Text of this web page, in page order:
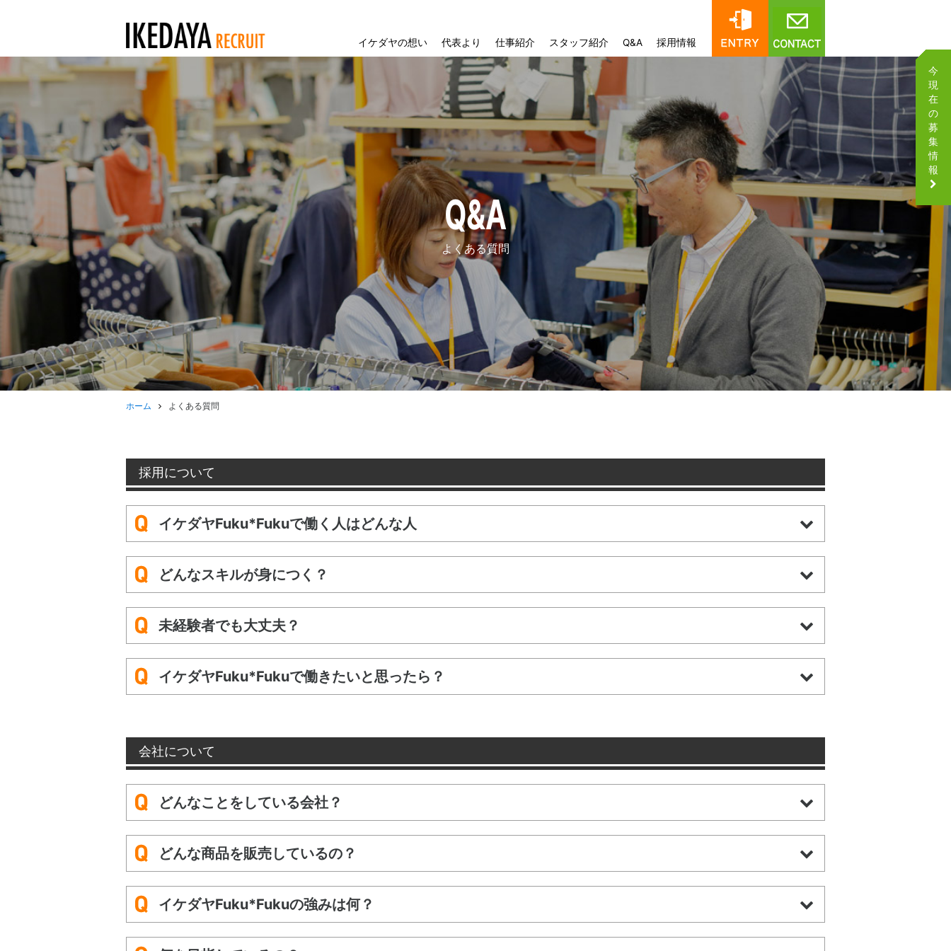
イケダヤの想い 代表より 仕事紹介 スタッフ紹介 Q&A 採用情報
Q&A
よくある質問
ホーム よくある質問
採用について
イケダヤFuku*Fukuで働く人はどんな人
どんなスキルが身につく？
未経験者でも大丈夫？
イケダヤFuku*Fukuで働きたいと思ったら？
会社について
どんなことをしている会社？
どんな商品を販売しているの？
イケダヤFuku*Fukuの強みは何？
今
現
在
の
募
集
情
報